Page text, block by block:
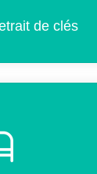
de clés
peuvent
supplémentaire ou de